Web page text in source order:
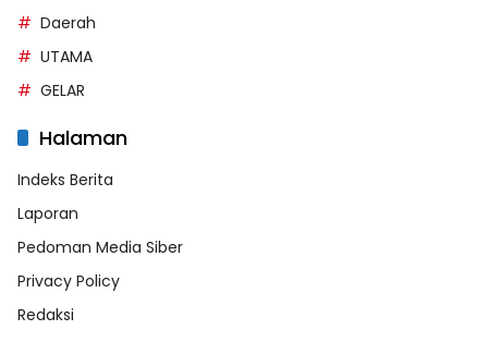
Daerah
UTAMA
GELAR
Halaman
Indeks Berita
Laporan
Pedoman Media Siber
Privacy Policy
Redaksi